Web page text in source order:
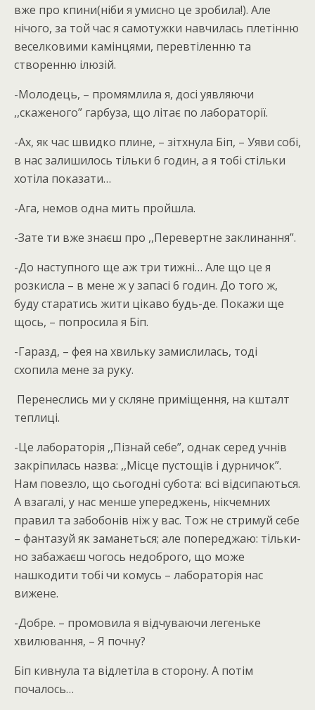
вже про кпини(ніби я умисно це зробила!). Але
нічого, за той час я самотужки навчилась плетінню
веселковими камінцями, перевтіленню та
створенню ілюзій.
-Молодець, – промямлила я, досі уявляючи
,,скаженого” гарбуза, що літає по лабораторії.
-Ах, як час швидко плине, – зітхнула Біп, – Уяви собі,
в нас залишилось тільки 6 годин, а я тобі стільки
хотіла показати…
-Ага, немов одна мить пройшла.
-Зате ти вже знаєш про ,,Перевертне заклинання”.
-До наступного ще аж три тижні… Але що це я
розкисла – в мене ж у запасі 6 годин. До того ж,
буду старатись жити цікаво будь-де. Покажи ще
щось, – попросила я Біп.
-Гаразд, – фея на хвильку замислилась, тоді
схопила мене за руку.
Перенеслись ми у скляне приміщення, на кшталт
теплиці.
-Це лабораторія ,,Пізнай себе”, однак серед учнів
закріпилась назва: ,,Місце пустощів і дурничок”.
Нам повезло, що сьогодні субота: всі відсипаються.
А взагалі, у нас менше упереджень, нікчемних
правил та забобонів ніж у вас. Тож не стримуй себе
– фантазуй як заманеться; але попереджаю: тільки-
но забажаєш чогось недоброго, що може
нашкодити тобі чи комусь – лабораторія нас
вижене.
-Добре. – промовила я відчуваючи легеньке
хвилювання, – Я почну?
Біп кивнула та відлетіла в сторону. А потім
почалось…